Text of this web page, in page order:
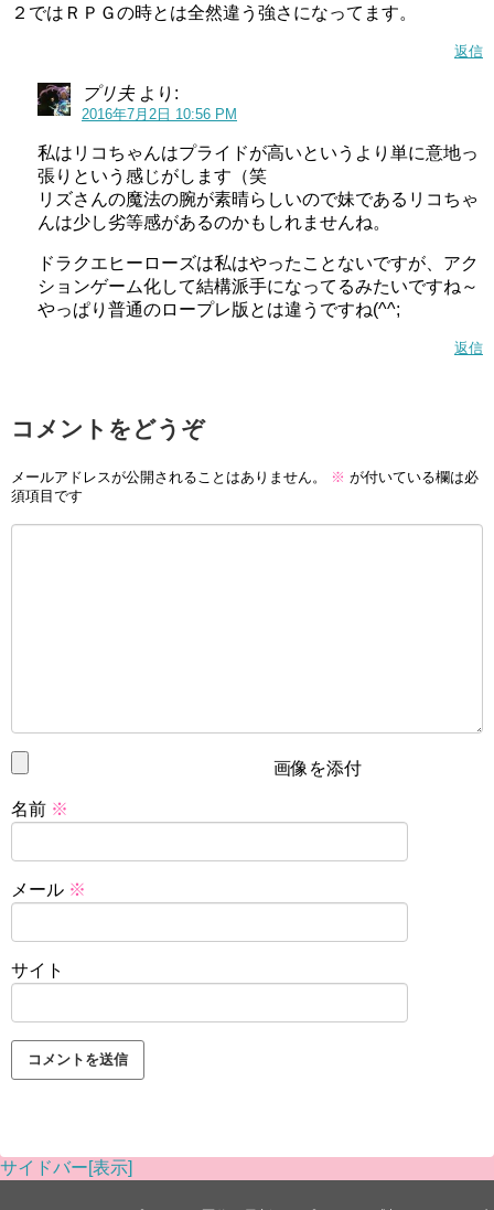
２ではＲＰＧの時とは全然違う強さになってます。
返信
プリ夫 より:
2016年7月2日 10:56 PM
私はリコちゃんはプライドが高いというより単に意地っ
張りという感じがします（笑
リズさんの魔法の腕が素晴らしいので妹であるリコちゃ
んは少し劣等感があるのかもしれませんね。
ドラクエヒーローズは私はやったことないですが、アク
ションゲーム化して結構派手になってるみたいですね～
やっぱり普通のロープレ版とは違うですね(^^;
返信
コメントをどうぞ
メールアドレスが公開されることはありません。 ※ が付いている欄は必
須項目です
画像を添付
名前 ※
メール ※
サイト
サイドバー[表示]